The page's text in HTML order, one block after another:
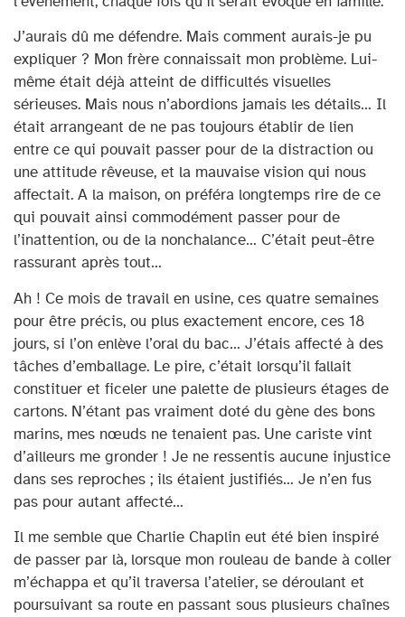
J’aurais dû me défendre. Mais comment aurais-je pu
expliquer ? Mon frère connaissait mon problème. Lui-
même était déjà atteint de difficultés visuelles
sérieuses. Mais nous n’abordions jamais les détails… Il
était arrangeant de ne pas toujours établir de lien
entre ce qui pouvait passer pour de la distraction ou
une attitude rêveuse, et la mauvaise vision qui nous
affectait. A la maison, on préféra longtemps rire de ce
qui pouvait ainsi commodément passer pour de
l’inattention, ou de la nonchalance… C’était peut-être
rassurant après tout…
Ah ! Ce mois de travail en usine, ces quatre semaines
pour être précis, ou plus exactement encore, ces 18
jours, si l’on enlève l’oral du bac… J’étais affecté à des
tâches d’emballage. Le pire, c’était lorsqu’il fallait
constituer et ficeler une palette de plusieurs étages de
cartons. N’étant pas vraiment doté du gène des bons
marins, mes nœuds ne tenaient pas. Une cariste vint
d’ailleurs me gronder ! Je ne ressentis aucune injustice
dans ses reproches ; ils étaient justifiés… Je n’en fus
pas pour autant affecté…
Il me semble que Charlie Chaplin eut été bien inspiré
de passer par là, lorsque mon rouleau de bande à coller
m’échappa et qu’il traversa l’atelier, se déroulant et
poursuivant sa route en passant sous plusieurs chaînes